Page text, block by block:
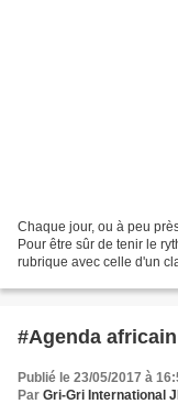
Chaque jour, ou à peu
Pour être sûr de tenir le
rubrique avec celle d'un
#Agenda
Publié le 23/05/2017 à
Par Gri-Gri International